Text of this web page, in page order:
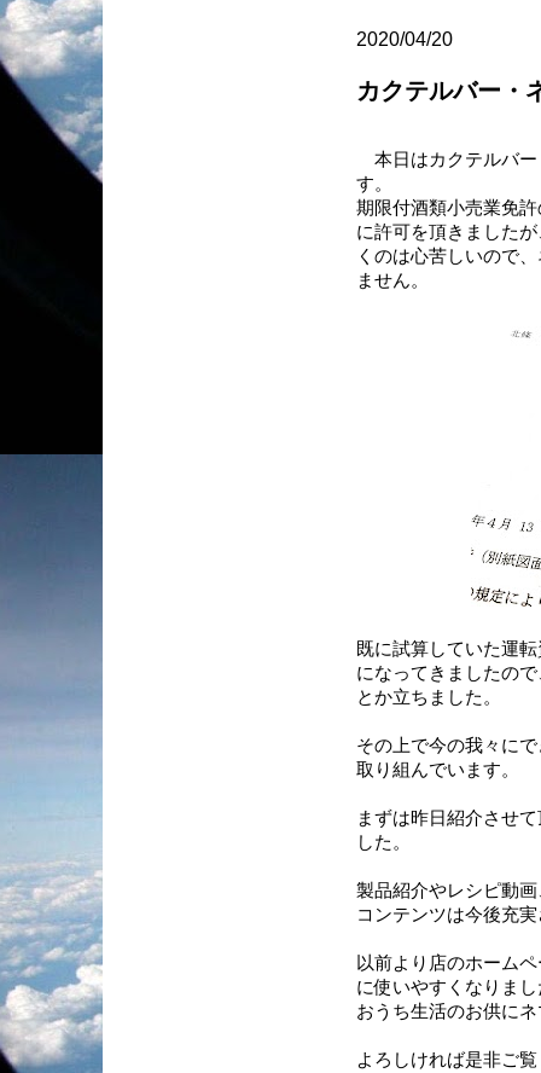
2020/04/20
カクテルバー・
本日はカクテルバー
す。
期限付酒類小売業免
に許可を頂きました
くのは心苦しいので
ません。
既に試算していた運
になってきましたの
とか立ちました。
その上で今の我々に
取り組んでいます。
まずは昨日紹介させ
した。
製品紹介やレシピ動
コンテンツは今後充
以前より店のホーム
に使いやすくなりま
おうち生活のお供に
よろしければ是非ご